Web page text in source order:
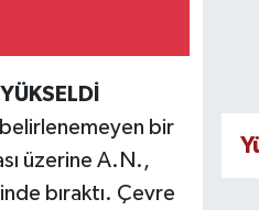
bir
üzerine A.N.,
bıraktı. Çevre